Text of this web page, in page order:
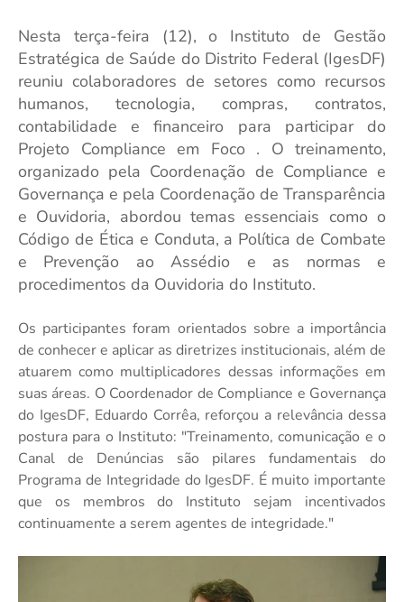
Nesta terça-feira (12), o Instituto de Gestão
Estratégica de Saúde do Distrito Federal (IgesDF)
reuniu colaboradores de setores como recursos
humanos, tecnologia, compras, contratos,
contabilidade e financeiro para participar do
Projeto Compliance em Foco . O treinamento,
organizado pela Coordenação de Compliance e
Governança e pela Coordenação de Transparência
e Ouvidoria, abordou temas essenciais como o
Código de Ética e Conduta, a Política de Combate
e Prevenção ao Assédio e as normas e
procedimentos da Ouvidoria do Instituto.
Os participantes foram orientados sobre a importância
de conhecer e aplicar as diretrizes institucionais, além de
atuarem como multiplicadores dessas informações em
suas áreas. O Coordenador de Compliance e Governança
do IgesDF, Eduardo Corrêa, reforçou a relevância dessa
postura para o Instituto: "Treinamento, comunicação e o
Canal de Denúncias são pilares fundamentais do
Programa de Integridade do IgesDF. É muito importante
que os membros do Instituto sejam incentivados
continuamente a serem agentes de integridade."